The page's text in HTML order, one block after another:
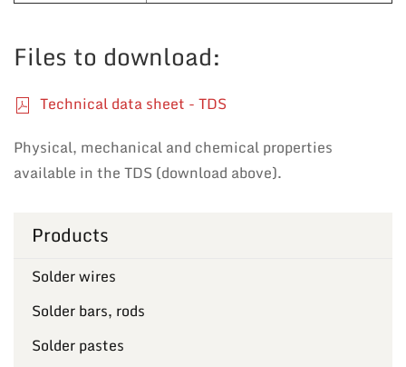
Files to download:
Technical data sheet - TDS
Physical, mechanical and chemical properties
available in the TDS (download above).
Products
Solder wires
Solder bars, rods
Solder pastes